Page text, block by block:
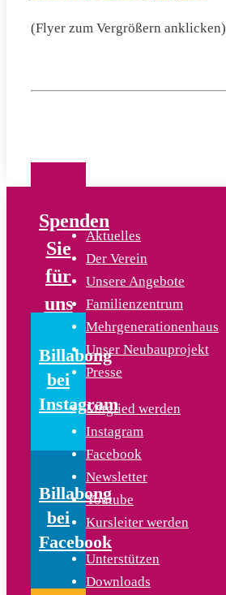
(Flyer zum Vergrößern anklicken)
Spenden
Sie
für
uns
Billabong
bei
Instagram
Billabong
bei
Facebook
Aktuelles
Der Verein
Unsere Angebote
Familienzentrum
Mehrgenerationenhaus
Unser Neubauprojekt
Presse
Mitglied werden
Instagram
Facebook
Newsletter
Youtube
Kursleiter werden
Unterstützen
Downloads